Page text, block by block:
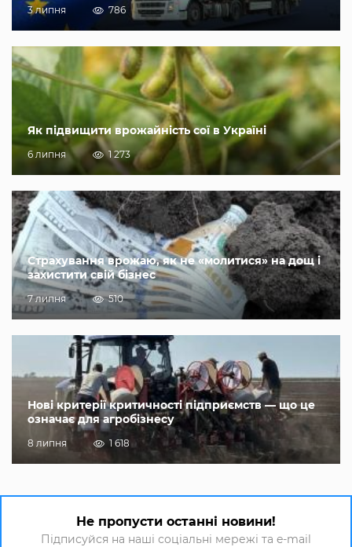
3 липня 786
Як підвищити врожайність сої в Україні
6 липня 1 273
Страхування врожаю, як не «молитися» на дощ і
захистити свій бізнес
7 липня 510
Нові критерії критичності підприємств — що це
означає для агробізнесу
8 липня 1 618
Не пропусти останні новини!
Підписуйся на наші соціальні мережі та e-mail